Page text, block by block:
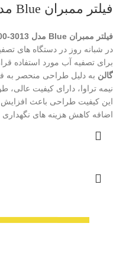
فیلتر ممبران Blue مدل 3013-400
فیلتر ممبران Blue مدل 3013-400
در شبانه روز در دستگاه های
برای تصفیه آب مورد استفاده
گالن به دلیل طراحی منحصر به
نیمه تراوا، دارای کیفیت عالی،
این کیفیت طراحی باعث افزایش
اضافه کاهش هزینه های